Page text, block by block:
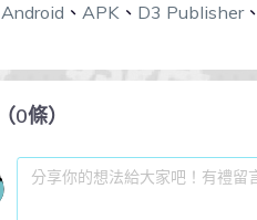
Android 、 APK、 D3 Publisher、
（0條）